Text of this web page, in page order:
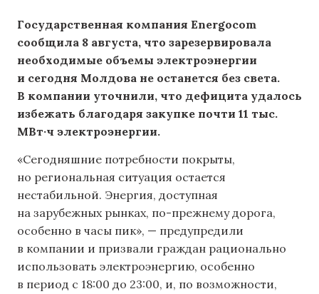
Государственная компания Energocom
сообщила 8 августа, что зарезервировала
необходимые объемы электроэнергии
и сегодня Молдова не останется без света.
В компании уточнили, что дефицита удалось
избежать благодаря закупке почти 11 тыс.
МВт·ч электроэнергии.
«Сегодняшние потребности покрыты,
но региональная ситуация остается
нестабильной. Энергия, доступная
на зарубежных рынках, по-прежнему дорога,
особенно в часы пик», — предупредили
в компании и призвали граждан рационально
использовать электроэнергию, особенно
в период с 18:00 до 23:00, и, по возможности,